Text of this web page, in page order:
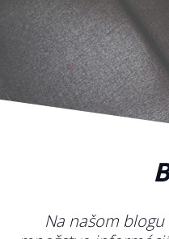
Na našom